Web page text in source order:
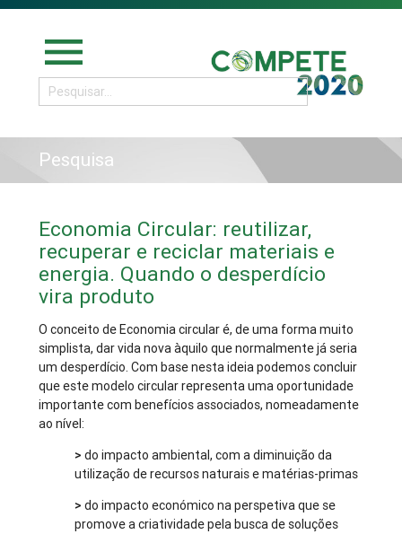
menu
Pesquisa
Economia Circular: reutilizar,
recuperar e reciclar materiais e
energia. Quando o desperdício
vira produto
O conceito de Economia circular é, de uma forma muito
simplista, dar vida nova àquilo que normalmente já seria
um desperdício. Com base nesta ideia podemos concluir
que este modelo circular representa uma oportunidade
importante com benefícios associados, nomeadamente
ao nível:
> do impacto ambiental, com a diminuição da
utilização de recursos naturais e matérias-primas
>do impacto económico na perspetiva que se
promove a criatividade pela busca de soluções